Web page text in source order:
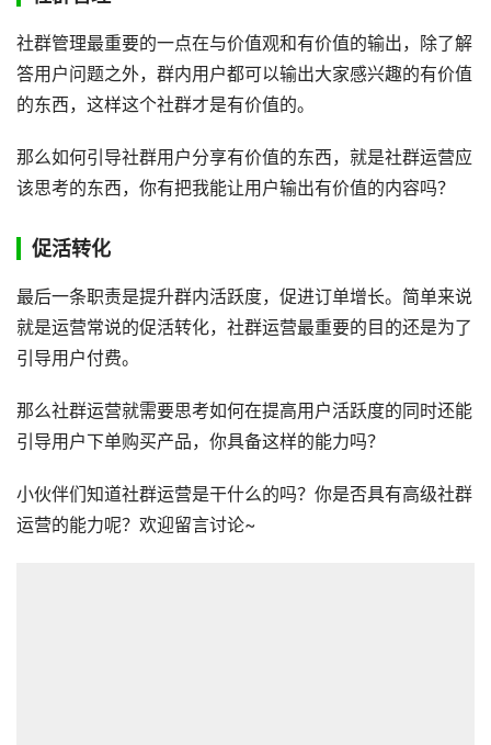
社群管理最重要的一点在与价值观和有价值的输出，除了解
答用户问题之外，群内用户都可以输出大家感兴趣的有价值
的东西，这样这个社群才是有价值的。
那么如何引导社群用户分享有价值的东西，就是社群运营应
该思考的东西，你有把我能让用户输出有价值的内容吗？
促活转化
最后一条职责是提升群内活跃度，促进订单增长。简单来说
就是运营常说的促活转化，社群运营最重要的目的还是为了
引导用户付费。
那么社群运营就需要思考如何在提高用户活跃度的同时还能
引导用户下单购买产品，你具备这样的能力吗？
小伙伴们知道社群运营是干什么的吗？你是否具有高级社群
运营的能力呢？欢迎留言讨论~